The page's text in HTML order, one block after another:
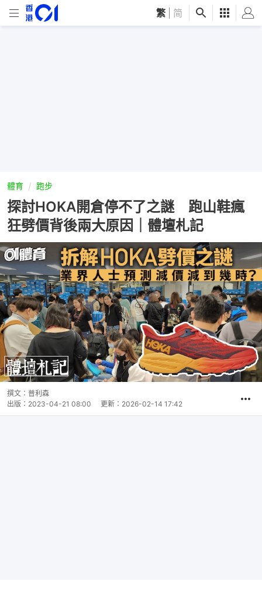
繁 简
體育 跑步
探討HOKA開倉停不了之謎 跑山鞋瘋
狂劈價背後兩大原因｜體壇札記
撰文： 普利森
出版： 2023-04-21 08:00 更新： 2026-02-14 17:42